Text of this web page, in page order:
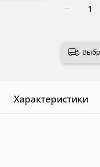
Характеристики